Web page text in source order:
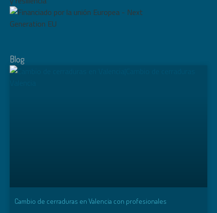
Blog
Cambio de cerraduras en Valencia con profesionales